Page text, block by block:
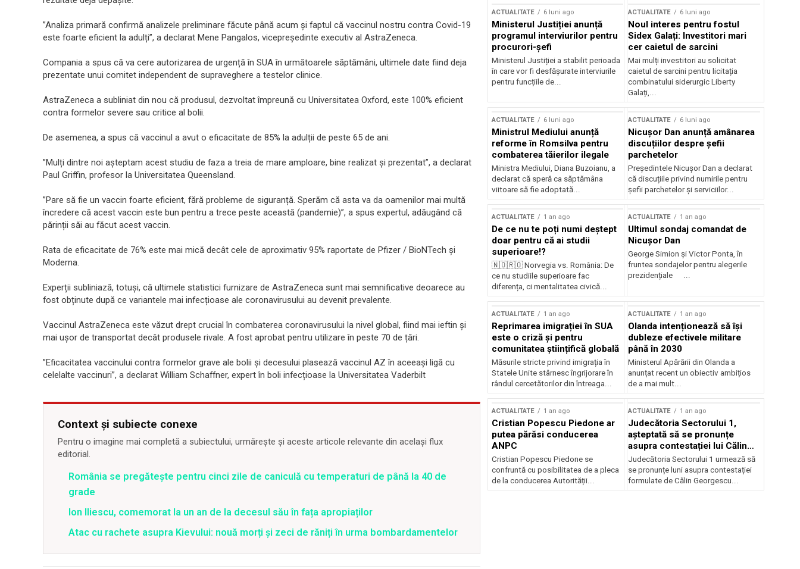
”Analiza primară confirmă analizele preliminare făcute până acum și faptul că vaccinul nostru contra Covid-19
este foarte eficient la adulți”, a declarat Mene Pangalos, vicepreședinte executiv al AstraZeneca.
Compania a spus că va cere autorizarea de urgență în SUA în următoarele săptămâni, ultimele date fiind deja
prezentate unui comitet independent de supraveghere a testelor clinice.
AstraZeneca a subliniat din nou că produsul, dezvoltat împreună cu Universitatea Oxford, este 100% eficient
contra formelor severe sau critice al bolii.
De asemenea, a spus că vaccinul a avut o eficacitate de 85% la adulții de peste 65 de ani.
”Mulți dintre noi așteptam acest studiu de faza a treia de mare amploare, bine realizat și prezentat”, a declarat
Paul Griffin, profesor la Universitatea Queensland.
”Pare să fie un vaccin foarte eficient, fără probleme de siguranță. Sperăm că asta va da oamenilor mai multă
încredere că acest vaccin este bun pentru a trece peste această (pandemie)”, a spus expertul, adăugând că
părinții săi au făcut acest vaccin.
Rata de eficacitate de 76% este mai mică decât cele de aproximativ 95% raportate de Pfizer / BioNTech și
Moderna.
Experții subliniază, totuși, că ultimele statistici furnizare de AstraZeneca sunt mai semnificative deoarece au
fost obținute după ce variantele mai infecțioase ale coronavirusului au devenit prevalente.
Vaccinul AstraZeneca este văzut drept crucial în combaterea coronavirusului la nivel global, fiind mai ieftin și
mai ușor de transportat decât produsele rivale. A fost aprobat pentru utilizare în peste 70 de țări.
”Eficacitatea vaccinului contra formelor grave ale bolii și decesului plasează vaccinul AZ în aceeași ligă cu
celelalte vaccinuri”, a declarat William Schaffner, expert în boli infecțioase la Universitatea Vaderbilt
Context și subiecte conexe
Pentru o imagine mai completă a subiectului, urmărește și aceste articole relevante din același flux
editorial.
România se pregătește pentru cinci zile de caniculă cu temperaturi de până la 40 de
grade
Ion Iliescu, comemorat la un an de la decesul său în fața apropiaților
Atac cu rachete asupra Kievului: nouă morți și zeci de răniți în urma bombardamentelor
ACTUALITATE 6 luni ago
Ministerul Justiției anunță
programul interviurilor pentru
procurori-șefi
Ministerul Justiției a stabilit perioada
în care vor fi desfășurate interviurile
pentru funcțiile de...
ACTUALITATE 6 luni ago
Noul interes pentru fostul
Sidex Galați: Investitori mari
cer caietul de sarcini
Mai mulți investitori au solicitat
caietul de sarcini pentru licitația
combinatului siderurgic Liberty
Galați,...
ACTUALITATE 6 luni ago
Ministrul Mediului anunță
reforme în Romsilva pentru
combaterea tăierilor ilegale
Ministra Mediului, Diana Buzoianu, a
declarat că speră ca săptămâna
viitoare să fie adoptată...
ACTUALITATE 6 luni ago
Nicușor Dan anunță amânarea
discuțiilor despre șefii
parchetelor
Președintele Nicușor Dan a declarat
că discuțiile privind numirile pentru
șefii parchetelor și serviciilor...
ACTUALITATE 1 an ago
De ce nu te poți numi deștept
doar pentru că ai studii
superioare!?
🇳🇴🇷🇴 Norvegia vs. România: De
ce nu studiile superioare fac
diferența, ci mentalitatea civică...
ACTUALITATE 1 an ago
Ultimul sondaj comandat de
Nicușor Dan
George Simion și Victor Ponta, în
fruntea sondajelor pentru alegerile
prezidențiale ...
ACTUALITATE 1 an ago
Reprimarea imigrației în SUA
este o criză și pentru
comunitatea științifică globală
Măsurile stricte privind imigrația în
Statele Unite stârnesc îngrijorare în
rândul cercetătorilor din întreaga...
ACTUALITATE 1 an ago
Olanda intenționează să își
dubleze efectivele militare
până în 2030
Ministerul Apărării din Olanda a
anunțat recent un obiectiv ambițios
de a mai mult...
ACTUALITATE 1 an ago
Cristian Popescu Piedone ar
putea părăsi conducerea
ANPC
Cristian Popescu Piedone se
confruntă cu posibilitatea de a pleca
de la conducerea Autorității...
ACTUALITATE 1 an ago
Judecătoria Sectorului 1,
așteptată să se pronunțe
asupra contestației lui Călin
Georgescu privind controlul
judiciar
Judecătoria Sectorului 1 urmează să
se pronunțe luni asupra contestației
formulate de Călin Georgescu...